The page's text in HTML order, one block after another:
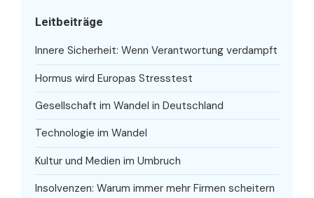
Leitbeiträge
Innere Sicherheit: Wenn Verantwortung verdampft
Hormus wird Europas Stresstest
Gesellschaft im Wandel in Deutschland
Technologie im Wandel
Kultur und Medien im Umbruch
Insolvenzen: Warum immer mehr Firmen scheitern